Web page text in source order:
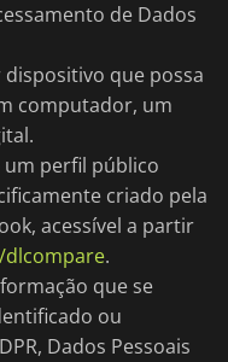
de Dados
que possa
computador, um
perfil público
criado pela
acessível a partir
dlcompare.
que se
ou
Dados Pessoais